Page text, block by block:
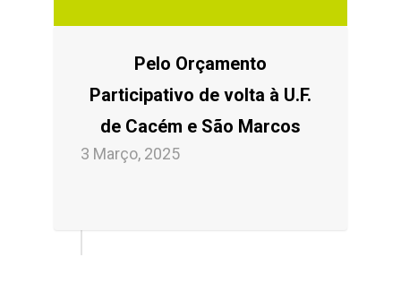
Pelo Orçamento
Participativo de volta à U.F.
de Cacém e São Marcos
3 Março, 2025